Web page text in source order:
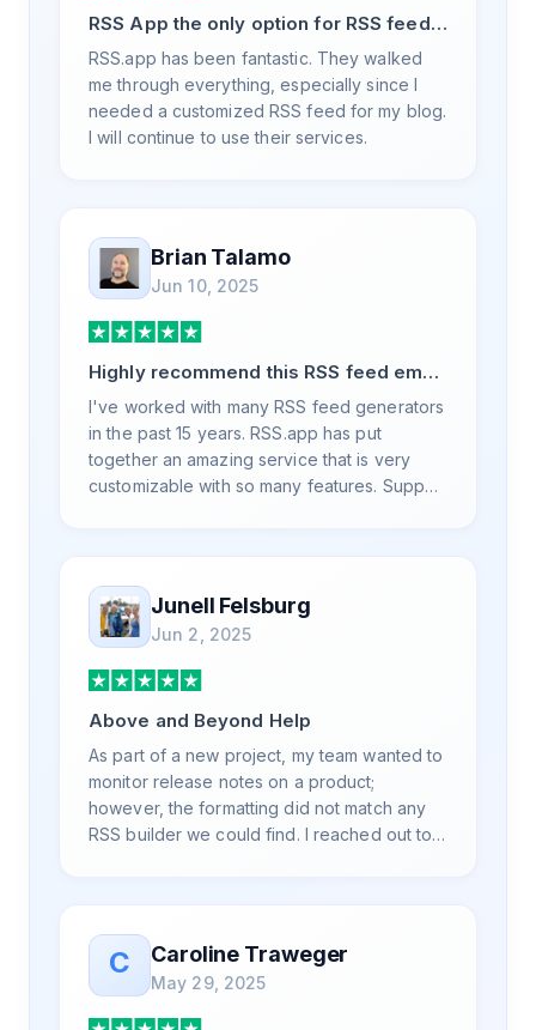
RSS App the only option for RSS feed
generation
RSS.app has been fantastic. They walked
me through everything, especially since I
needed a customized RSS feed for my blog.
I will continue to use their services.
Brian Talamo
Jun 10, 2025
Highly recommend this RSS feed email
/ widget generator service.
I've worked with many RSS feed generators
in the past 15 years. RSS.app has put
together an amazing service that is very
customizable with so many features. Support
your RSS feed needs. Our trucking news
hub website couldn't work without it. Thank
you.
Junell Felsburg
Jun 2, 2025
Above and Beyond Help
As part of a new project, my team wanted to
monitor release notes on a product;
however, the formatting did not match any
RSS builder we could find. I reached out to
was knowledgeable, kind, and clearly
wanted to understand the issue. It has been
a few weeks, but after many revisions and
direct support, all of my release notes are in
C Caroline Traweger
May 29, 2025